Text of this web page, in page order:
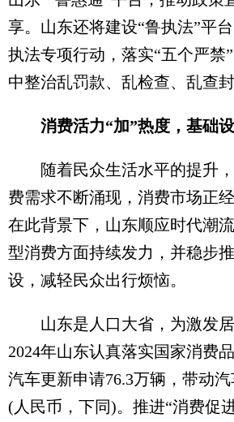
享。山东还将建设“鲁执法”平
执法专项行动，落实“五个严禁
中整治乱罚款、乱检查、乱查封
消费活力“加”热度，基础设
随着民众生活水平的提升，
费需求不断涌现，消费市场正
在此背景下，山东顺应时代潮
型消费方面持续发力，并稳步
设，减轻民众出行烦恼。
山东是人口大省，为激发居
2024年山东认真落实国家消费
汽车更新申请76.3万辆，带动
(人民币，下同)。推进“消费促